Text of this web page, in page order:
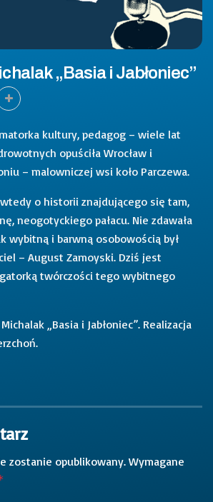
„Basia i Jabłoniec”
kultury, pedagog – wiele lat
opuściła Wrocław i
– malowniczej wsi koło Parczewa.
o historii znajdującego się tam,
neogotyckiego pałacu. Nie zdawała
wybitną i barwną osobowością był
– August Zamoyski. Dziś jest
twórczości tego wybitnego
„Basia i Jabłoniec”. Realizacja
zostanie opublikowany. Wymagane